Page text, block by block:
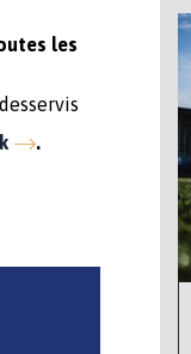
les
.